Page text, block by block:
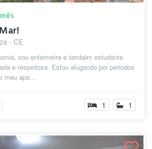
- CE
sou enfermeira e também estudante.
e respeitosa. Estou alugando por periodos
meu apa...
1 1